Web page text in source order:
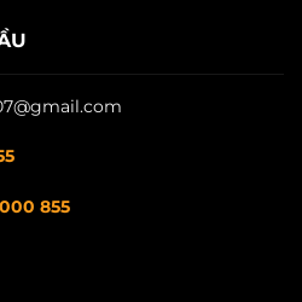
855